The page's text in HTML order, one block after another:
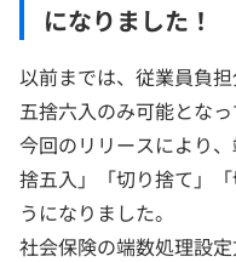
になりました！
以前までは、従業員負
五捨六入のみ可能となっ
今回のリリースにより
捨五入」「切り捨て」
うになりました。
社会保険の端数処理設定